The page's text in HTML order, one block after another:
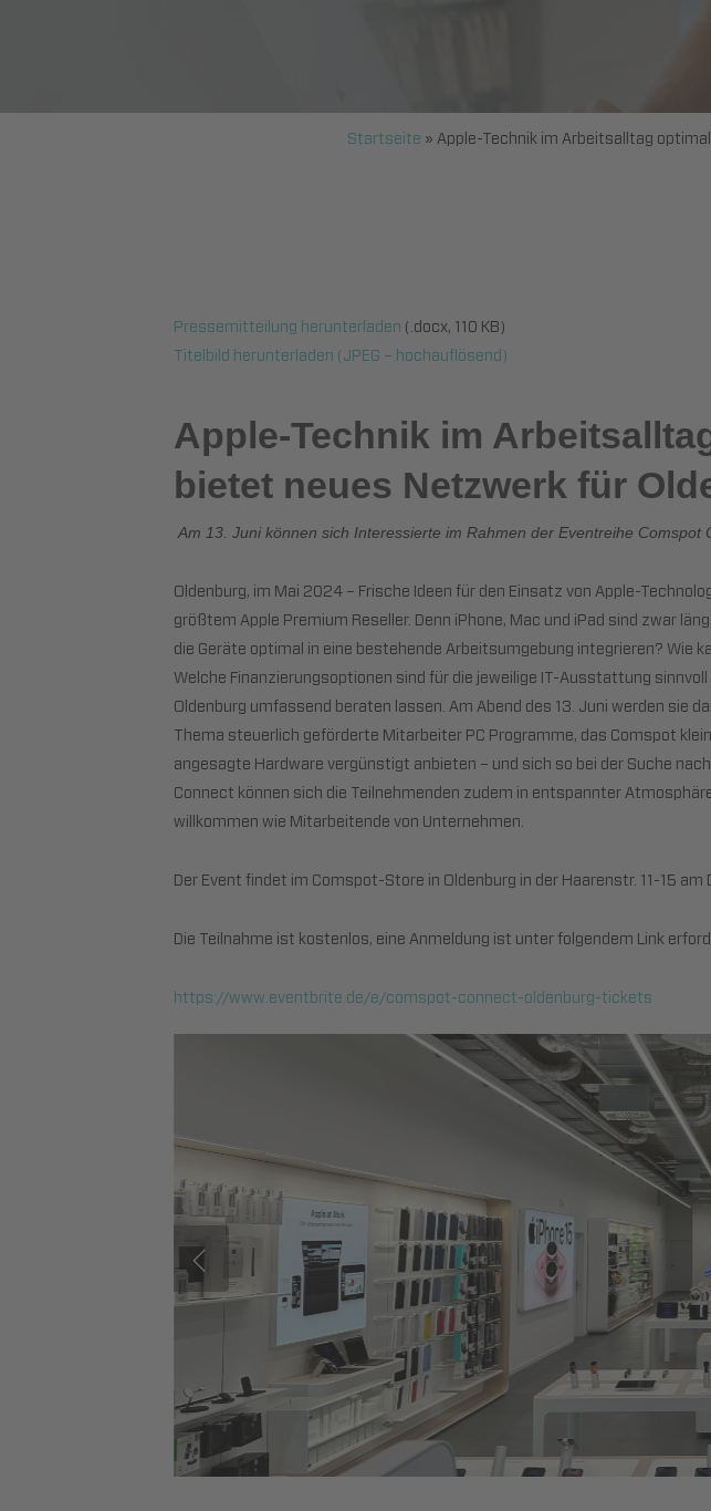
Startseite » Apple-Technik im Arbeitsalltag
Pressemitteilung herunterladen (.docx, 110 KB)
Titelbild herunterladen (JPEG – hochauflösend)
Apple-Technik im
bietet neues Netzwerk für
Am 13. Juni können sich Interessierte im Rahmen der Eventreihe
Oldenburg, im Mai 2024 – Frische Ideen für den Einsatz von Apple-
größtem Apple Premium Reseller. Denn iPhone, Mac und iPad sind zwar
die Geräte optimal in eine bestehende Arbeitsumgebung integrieren?
Welche Finanzierungsoptionen sind für die jeweilige IT-Ausstattung
Oldenburg umfassend beraten lassen. Am Abend des 13. Juni werden sie
Thema steuerlich geförderte Mitarbeiter PC Programme, das Comspot
angesagte Hardware vergünstigt anbieten – und sich so bei der Suche
Connect können sich die Teilnehmenden zudem in entspannter
willkommen wie Mitarbeitende von Unternehmen.
Der Event findet im Comspot-Store in Oldenburg in der Haarenstr. 11-15
Die Teilnahme ist kostenlos, eine Anmeldung ist unter folgendem Link
https://www.eventbrite.de/e/comspot-connect-oldenburg-tickets